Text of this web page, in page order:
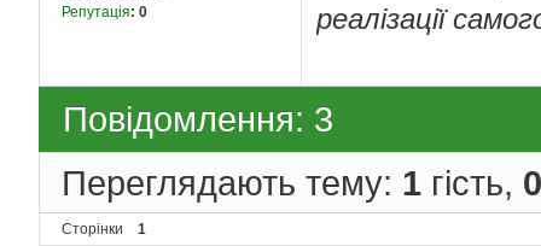
Репутація: 0
реалізації
Повідомлення: 3
Переглядають тему: 1 гість, 0
Сторінки 1